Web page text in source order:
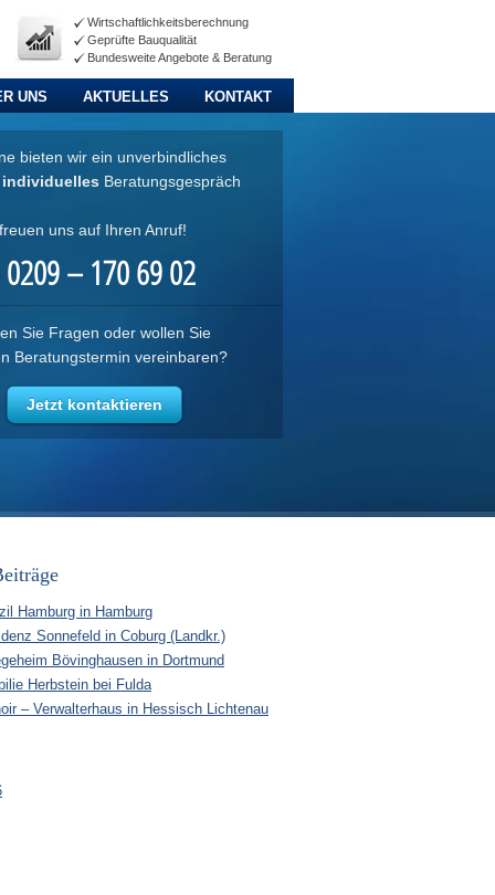
Wirtschaftlichkeitsberechnung
Geprüfte Bauqualität
Bundesweite Angebote & Beratung
UNS AKTUELLES KONTAKT
bieten wir ein unverbindliches
individuelles Beratungsgespräch
uns auf Ihren Anruf!
0209 – 170 69 02
Sie Fragen oder wollen Sie
Beratungstermin vereinbaren?
Jetzt kontaktieren
Hamburg in Hamburg
Sonnefeld in Coburg (Landkr.)
Bövinghausen in Dortmund
Herbstein bei Fulda
– Verwalterhaus in Hessisch Lichtenau